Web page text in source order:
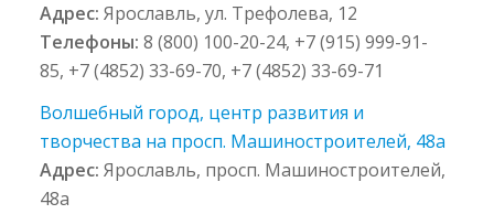
Адрес:Ярославль, ул. Трефолева, 12
Телефоны:8 (800) 100-20-24, +7 (915) 999-91-
85, +7 (4852) 33-69-70, +7 (4852) 33-69-71
Волшебный город, центр развития и
творчества на просп. Машиностроителей, 48а
Адрес:Ярославль, просп. Машиностроителей,
48а